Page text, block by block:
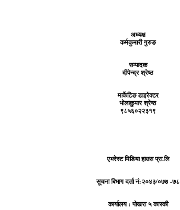
अध्यक्ष
कर्मकुमारी गुरुङ
सम्पादक
दीपेन्द्र श्रेष्ठ
मार्केटिङ डाइरेक्टर
भोलाकुमार श्रेष्ठ
९८५६०२२३१९
एभरेस्ट मिडिया हाउस प्रा.लि
सूचना बिभाग दर्ता नं:२०४३/०७७ -७८
कार्यालय :पोखरा ५ कास्की